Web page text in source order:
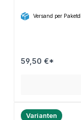
Versand per
59,50 €*
Varianten